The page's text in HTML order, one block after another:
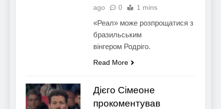
ago
0 1 mins
«Реал» може розпрощатися з
бразильським
вінгером Родріго.
Read More
Дієго Сімеоне
прокоментував